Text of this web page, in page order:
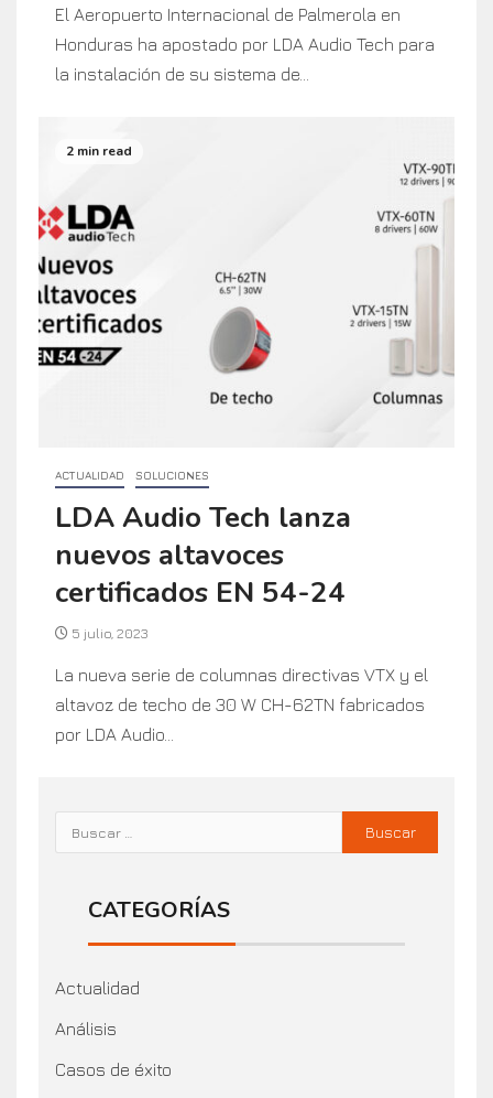
El Aeropuerto Internacional de Palmerola en
Honduras ha apostado por LDA Audio Tech para
la instalación de su sistema de...
2 min read
ACTUALIDAD SOLUCIONES
LDA Audio Tech lanza
nuevos altavoces
certificados EN 54-24
5 julio, 2023
La nueva serie de columnas directivas VTX y el
altavoz de techo de 30 W CH-62TN fabricados
por LDA Audio...
CATEGORÍAS
Actualidad
Análisis
Casos de éxito